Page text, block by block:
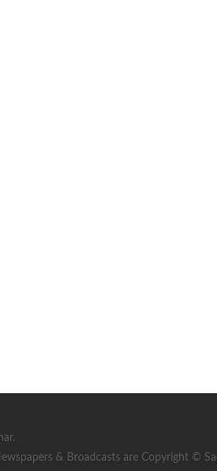
& Broadcasts are Copyright ©